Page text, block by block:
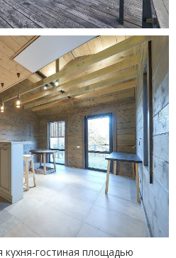
гостиная площадью